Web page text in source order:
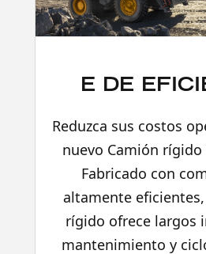
E DE
Reduzca sus costos
nuevo Camión rígido
Fabricado con
altamente
rígido ofrece largos
mantenimiento y